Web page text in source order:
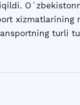
turli